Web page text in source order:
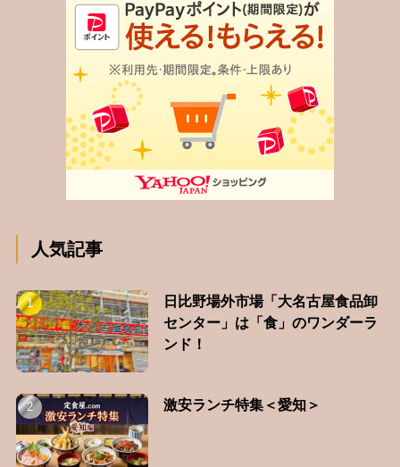
人気記事
日比野場外市場「大名古屋食品卸
センター」は「食」のワンダーラ
ンド！
激安ランチ特集＜愛知＞